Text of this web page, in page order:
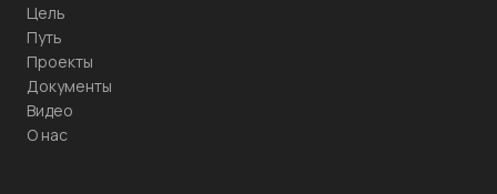
Цель
Путь
Проекты
Документы
Видео
О нас